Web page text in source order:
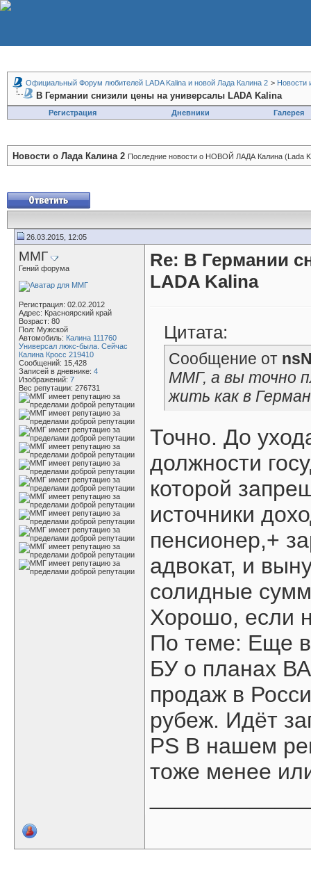
Официальный Форум любителей LADA Kalina и новой Лада Калина 2 > Новости
В Германии снизили цены на универсалы LADA Kalina
Регистрация Дневники Галерея
Новости о Лада Калина 2 Последние новости о НОВОЙ ЛАДА Калина (Lada
26.03.2015, 12:05
ММГ
Гений форума
Регистрация: 02.02.2012
Адрес: Красноярский край
Возраст: 80
Пол: Мужской
Автомобиль: Калина 111760
Универсал люкс-была. Сейчас
Калина Кросс 219410
Сообщений: 15,428
Записей в дневнике: 4
Изображений: 7
Вес репутации: 276731
Re: В Германии
LADA Kalina
Цитата:
Сообщение от
ММГ, а вы точно
жить как в
Точно. До
должности
которой
источники
пенсионер,+
адвокат, и
солидные
Хорошо, если
По теме: Еще
БУ о планах
продаж в
рубеж. Идёт
PS В нашем
тоже менее